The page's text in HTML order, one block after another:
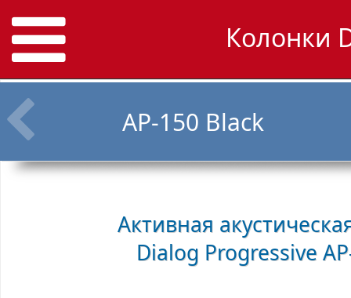
Колонки
AP-150 Black
Активная
Dialog Progressive